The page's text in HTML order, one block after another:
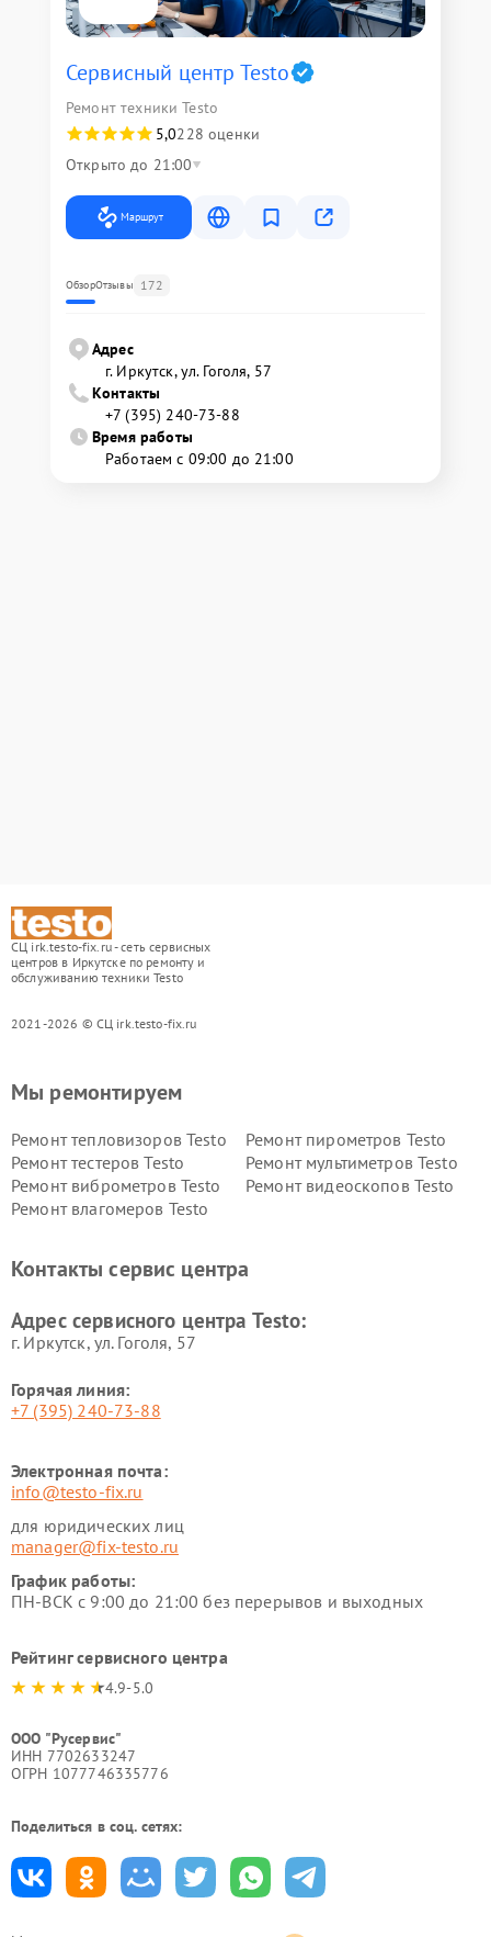
Сервисный центр Testo
Ремонт техники Testo
5,0228 оценки
Открыто до 21:00
Маршрут
ОбзорОтзывы 172
Адрес
г. Иркутск, ул. ​Гоголя, 57
Контакты
+7 (395) 240-73-88
Время работы
Работаем с 09:00 до 21:00
СЦ irk.testo-fix.ru - сеть сервисных
центров в Иркутске по ремонту и
обслуживанию техники Testo
2021-2026 © СЦ irk.testo-fix.ru
Мы ремонтируем
Ремонт тепловизоров Testo
Ремонт пирометров Testo
Ремонт тестеров Testo
Ремонт мультиметров Testo
Ремонт виброметров Testo
Ремонт видеоскопов Testo
Ремонт влагомеров Testo
Контакты сервис центра
Адрес сервисного центра Testo:
г. Иркутск, ул. ​Гоголя, 57
Горячая линия:
+7 (395) 240-73-88
Электронная почта:
info@testo-fix.ru
для юридических лиц
manager@fix-testo.ru
График работы:
ПН-ВСК с 9:00 до 21:00 без перерывов и выходных
Рейтинг сервисного центра
4.9-5.0
ООО "Русервис"
ИНН 7702633247
ОГРН 1077746335776
Поделиться в соц. сетях: